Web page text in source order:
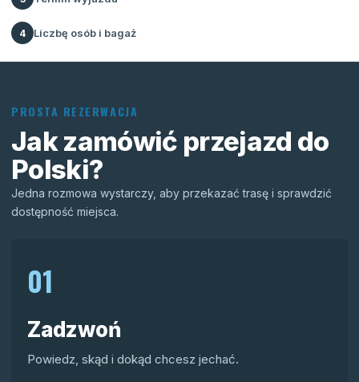
4 Liczbę osób i bagaż
PROSTA REZERWACJA
Jak zamówić przejazd do
Polski?
Jedna rozmowa wystarczy, aby przekazać trasę i sprawdzić
dostępność miejsca.
01
Zadzwoń
Powiedz, skąd i dokąd chcesz jechać.